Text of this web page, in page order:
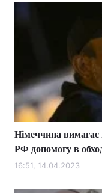
Німеччина вимагає
РФ допомогу в
16:51, 14.04.2023